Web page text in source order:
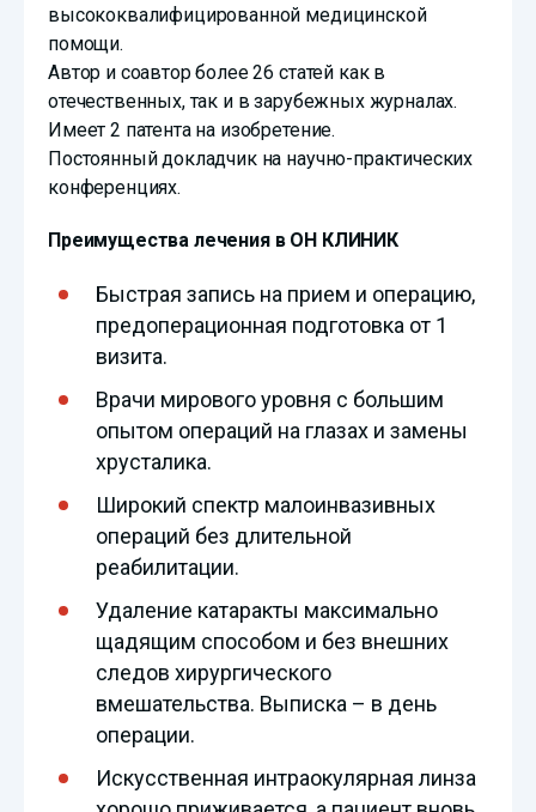
высококвалифицированной медицинской
помощи.
Автор и соавтор более 26 статей как в
отечественных, так и в зарубежных журналах.
Имеет 2 патента на изобретение.
Постоянный докладчик на научно-практических
конференциях.
Преимущества лечения в ОН КЛИНИК
Быстрая запись на прием и операцию,
предоперационная подготовка от 1
визита.
Врачи мирового уровня с большим
опытом операций на глазах и замены
хрусталика.
Широкий спектр малоинвазивных
операций без длительной
реабилитации.
Удаление катаракты максимально
щадящим способом и без внешних
следов хирургического
вмешательства. Выписка – в день
операции.
Искусственная интраокулярная линза